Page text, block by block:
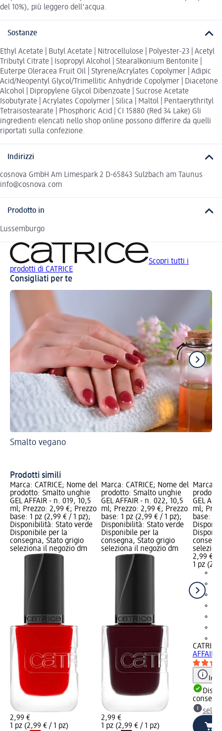
del 10%), più leggero dell'acqua.
Sostanze
Ethyl Acetate | Butyl Acetate | Nitrocellulose | Polyester-23 | Acetyl
Tributyl Citrate | Isopropyl Alcohol | Stearalkonium Bentonite |
Euterpe Oleracea Fruit Oil | Styrene/Acrylates Copolymer | Adipic
Acid/Neopentyl Glycol/Trimellitic Anhydride Copolymer | Diacetone
Alcohol | Dipropylene Glycol Dibenzoate | Sucrose Acetate
Isobutyrate | Acrylates Copolymer | Silica | Maltol | Pentaerythrityl
Tetraisostearate | Phosphoric Acid | CI 15880 (Red 34 Lake) Gli
ingredienti elencati nello shop online possono differire da quelli
riportati sulla confezione.
Indirizzi
cosnova GmbH Am Limespark 2 D-65843 Sulzbach am Taunus
info@cosnova.com
Prodotto in
Lussemburgo
Scopri tutti i
prodotti di CATRICE
Consigliati per te
Smalto vegano
Prodotti simili
Marca: CATRICE; Nome del
prodotto: Smalto unghie
GEL AFFAIR - n. 019, 10,5
ml; Prezzo: 2,99 €; Prezzo
base: 1 pz (2,99 € / 1 pz);
Disponibilità: Stato verde
Disponibile per la
consegna, Stato grigio
seleziona il negozio dm
2,99 €
1 pz (2,99 € / 1 pz)
Marca: CATRICE; Nome del
prodotto: Smalto unghie
GEL AFFAIR - n. 022, 10,5
ml; Prezzo: 2,99 €; Prezzo
base: 1 pz (2,99 € / 1 pz);
Disponibilità: Stato verde
Disponibile per la
consegna, Stato grigio
seleziona il negozio dm
2,99 €
1 pz (2,99 € / 1 pz)
Marca:
GEL
ml;
base: 1
2,99 €
1 pz
CATRICE
AFFAIR